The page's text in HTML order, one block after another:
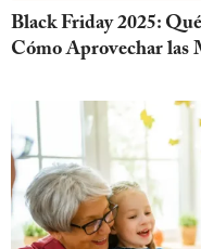
Black Friday 2025:
Cómo Aprovechar las